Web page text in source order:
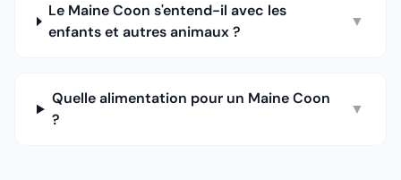
Le Maine Coon s'entend-il avec les
enfants et autres animaux ?
▼
Quelle alimentation pour un Maine Coon
?
▼